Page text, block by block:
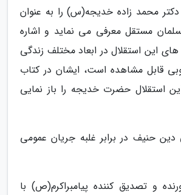
دکتر محمد زاده خدیجه(س) را به عنوان
مستقل معرفی می نماید و اشاره
این استقلال در ابعاد مختلف زندگی
قابل مشاهده است، ایشان در کتاب
استقلال حضرت خدیجه را باز نمایی
دین حنیف در برابر غلبه جریان عمومی
و تصدیق کننده پیامبراکرم(ص) با